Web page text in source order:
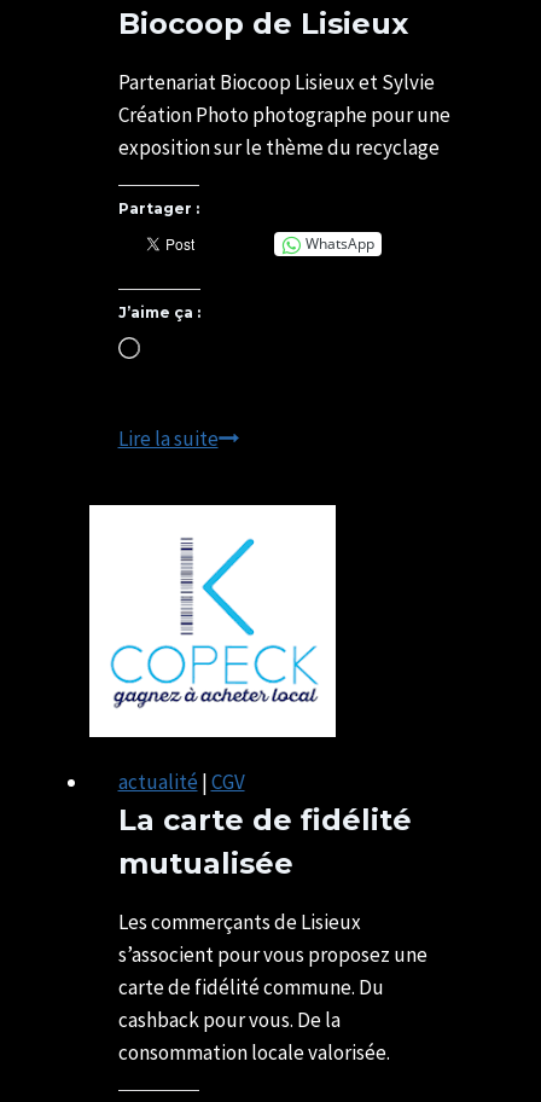
Biocoop de Lisieux
CHATELAIS
Partenariat Biocoop Lisieux et Sylvie
Création Photo photographe pour une
exposition sur le thème du recyclage
Partager :
WhatsApp
J’aime ça :
Chargement…
Lire la suiteRECYCLAGE
Exposition
Photo
-
Biocoop
de
Lisieux
actualité |CGV
La carte de fidélité
mutualisée
CHATELAIS
Les commerçants de Lisieux
s’associent pour vous proposez une
carte de fidélité commune. Du
cashback pour vous. De la
consommation locale valorisée.